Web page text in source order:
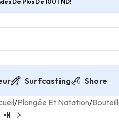
Surfcasting Shore
/Plongée Et Natation/